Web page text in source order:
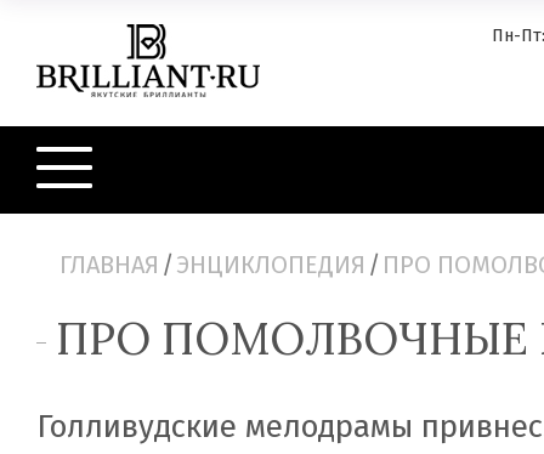
Пн-
ГЛАВНАЯ / ЭНЦИКЛОПЕДИЯ / ПРО
ПРО ПОМОЛВОЧНЫЕ
Голливудские мелодрамы